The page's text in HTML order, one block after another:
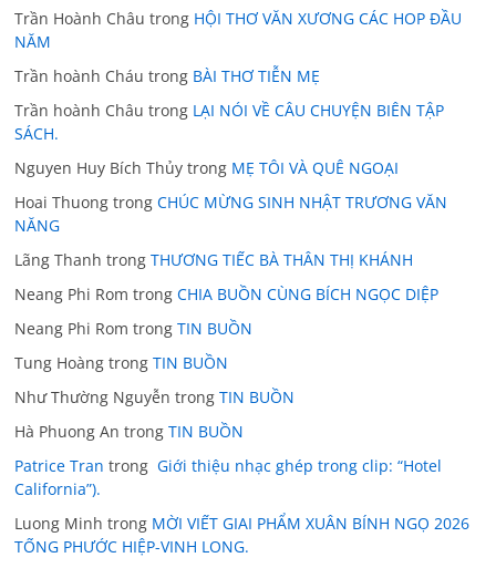
Trần Hoành Châu trong HỘI THƠ VĂN XƯƠNG CÁC HOP ĐẦU
NĂM
Trần hoành Cháu trong BÀI THƠ TIỄN MẸ
Trần hoành Châu trong LẠI NÓI VỀ CÂU CHUYỆN BIÊN TẬP
SÁCH.
Nguyen Huy Bích Thủy trong MẸ TÔI VÀ QUÊ NGOẠI
Hoai Thuong trongCHÚC MỪNG SINH NHẬT TRƯƠNG VĂN
NĂNG
Lãng Thanh trongTHƯƠNG TIẾC BÀ THÂN THỊ KHÁNH
Neang Phi Rom trongCHIA BUỒN CÙNG BÍCH NGỌC DIỆP
Neang Phi Rom trongTIN BUỒN
Tung Hoàng trongTIN BUỒN
Như Thường Nguyễn trongTIN BUỒN
Hà Phuong An trongTIN BUỒN
Patrice Tran trong Giới thiệu nhạc ghép trong clip: “Hotel
California”).
Luong Minh trong MỜI VIẾT GIAI PHẨM XUÂN BÍNH NGỌ 2026
TỐNG PHƯỚC HIỆP-VINH LONG.